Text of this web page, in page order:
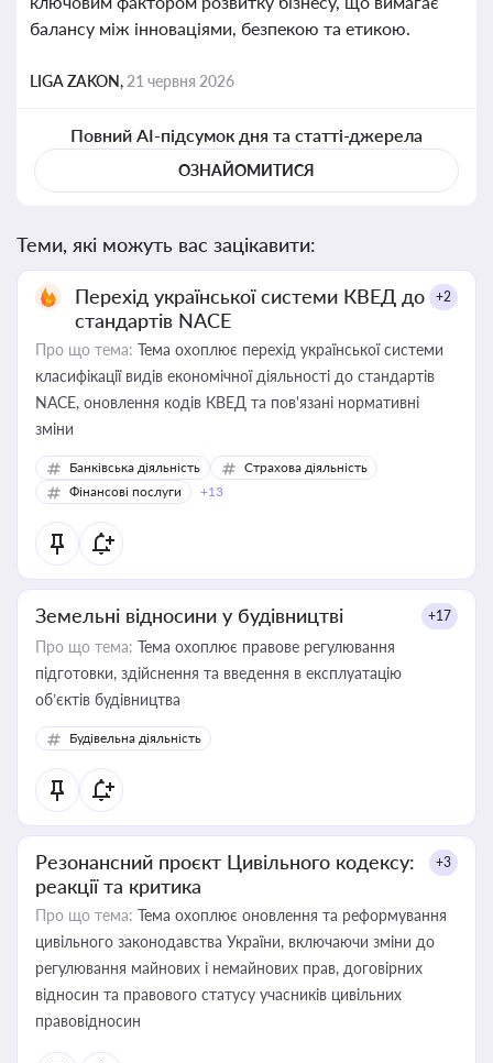
балансу між інноваціями, безпекою та етикою.
LIGA ZAKON, 21 червня 2026
Повний AI-підсумок дня та статті-джерела
ОЗНАЙОМИТИСЯ
Теми, які можуть вас зацікавити:
Перехід української системи КВЕД до
стандартів NACE
+2
Про що тема: Тема охоплює перехід української системи
класифікації видів економічної діяльності до стандартів
NACE, оновлення кодів КВЕД та пов'язані нормативні
зміни
Банківська діяльність
Страхова діяльність
Фінансові послуги
+13
Земельні відносини у будівництві +17
Про що тема: Тема охоплює правове регулювання
підготовки, здійснення та введення в експлуатацію
об’єктів будівництва
Будівельна діяльність
Резонансний проєкт Цивільного кодексу:
реакції та критика
+3
Про що тема: Тема охоплює оновлення та реформування
цивільного законодавства України, включаючи зміни до
регулювання майнових і немайнових прав, договірних
відносин та правового статусу учасників цивільних
правовідносин